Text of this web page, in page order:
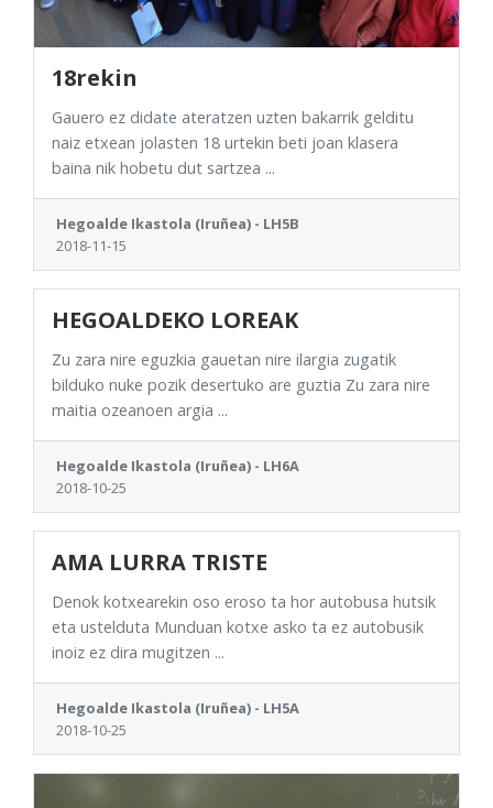
18rekin
Gauero ez didate ateratzen uzten bakarrik gelditu
naiz etxean jolasten 18 urtekin beti joan klasera
baina nik hobetu dut sartzea ...
Hegoalde Ikastola (Iruñea) - LH5B
2018-11-15
HEGOALDEKO LOREAK
Zu zara nire eguzkia gauetan nire ilargia zugatik
bilduko nuke pozik desertuko are guztia Zu zara nire
maitia ozeanoen argia ...
Hegoalde Ikastola (Iruñea) - LH6A
2018-10-25
AMA LURRA TRISTE
Denok kotxearekin oso eroso ta hor autobusa hutsik
eta ustelduta Munduan kotxe asko ta ez autobusik
inoiz ez dira mugitzen ...
Hegoalde Ikastola (Iruñea) - LH5A
2018-10-25